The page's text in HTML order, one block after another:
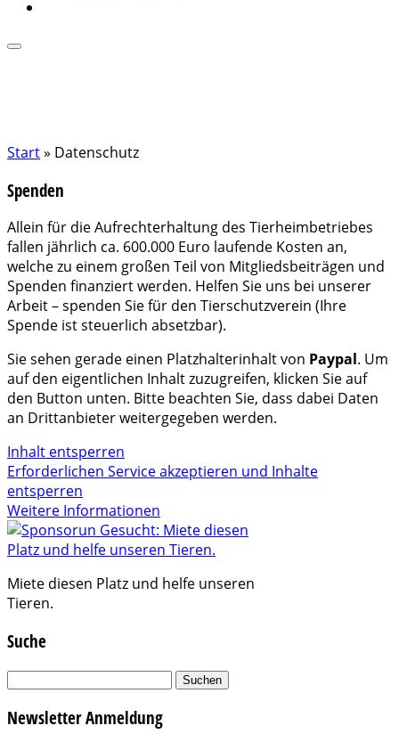
Start» Datenschutz
Spenden
Allein für die Aufrechterhaltung des Tierheimbetriebes
fallen jährlich ca. 600.000 Euro laufende Kosten an,
welche zu einem großen Teil von Mitgliedsbeiträgen und
Spenden finanziert werden. Helfen Sie uns bei unserer
Arbeit – spenden Sie für den Tierschutzverein (Ihre
Spende ist steuerlich absetzbar).
Sie sehen gerade einen Platzhalterinhalt von Paypal. Um
auf den eigentlichen Inhalt zuzugreifen, klicken Sie auf
den Button unten. Bitte beachten Sie, dass dabei Daten
an Drittanbieter weitergegeben werden.
Inhalt entsperren
Erforderlichen Service akzeptieren und Inhalte
entsperren
Weitere Informationen
Miete diesen Platz und helfe unseren
Tieren.
Suche
Suchen
Newsletter Anmeldung